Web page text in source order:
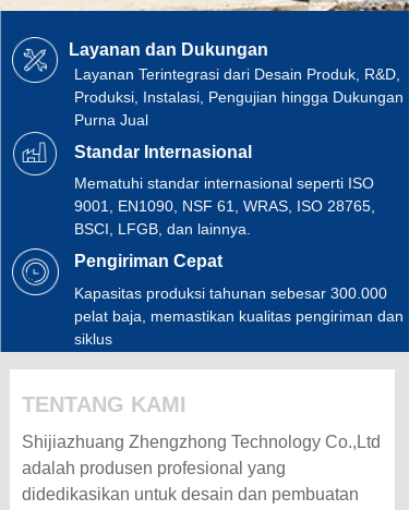
Layanan dan Dukungan
Standar Internasional
Kapasitas produksi tahunan sebesar 300.000
pelat baja, memastikan kualitas pengiriman dan
siklus
Mematuhi standar internasional seperti ISO
9001, EN1090, NSF 61, WRAS, ISO 28765,
BSCI, LFGB, dan lainnya.
Layanan Terintegrasi dari Desain Produk, R&D,
Produksi, Instalasi, Pengujian hingga Dukungan
Purna Jual
Pengiriman Cepat
TENTANG KAMI
Shijiazhuang Zhengzhong Technology Co.,Ltd
adalah produsen profesional yang
didedikasikan untuk desain dan pembuatan